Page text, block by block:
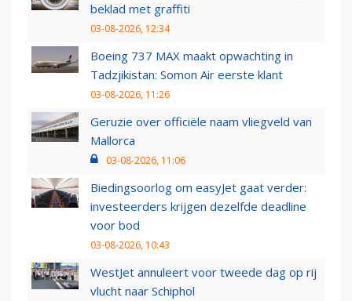
beklad met graffiti
03-08-2026, 12:34
Boeing 737 MAX maakt opwachting in
Tadzjikistan: Somon Air eerste klant
03-08-2026, 11:26
Geruzie over officiële naam vliegveld van
Mallorca
03-08-2026, 11:06
Biedingsoorlog om easyJet gaat verder:
investeerders krijgen dezelfde deadline
voor bod
03-08-2026, 10:43
WestJet annuleert voor tweede dag op rij
vlucht naar Schiphol